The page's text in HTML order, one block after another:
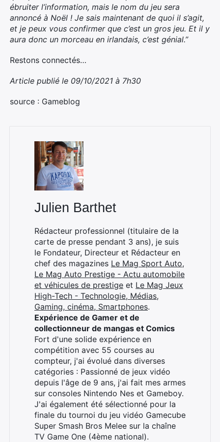
ébruiter l’information, mais le nom du jeu sera
annoncé à Noël ! Je sais maintenant de quoi il s’agit,
et je peux vous confirmer que c’est un gros jeu. Et il y
aura donc un morceau en irlandais, c’est génial.”
Restons connectés…
Article publié le 09/10/2021 à 7h30
source : Gameblog
Julien Barthet
Rédacteur professionnel (titulaire de la
carte de presse pendant 3 ans), je suis
le Fondateur, Directeur et Rédacteur en
chef des magazines Le Mag Sport Auto,
Le Mag Auto Prestige - Actu automobile
et véhicules de prestige et Le Mag Jeux
High-Tech - Technologie, Médias,
Gaming, cinéma, Smartphones.
Expérience de Gamer et de
collectionneur de mangas et Comics
Fort d'une solide expérience en
compétition avec 55 courses au
compteur, j'ai évolué dans diverses
catégories : Passionné de jeux vidéo
depuis l'âge de 9 ans, j'ai fait mes armes
sur consoles Nintendo Nes et Gameboy.
J'ai également été sélectionné pour la
finale du tournoi du jeu vidéo Gamecube
Super Smash Bros Melee sur la chaîne
TV Game One (4ème national).
Rechercher